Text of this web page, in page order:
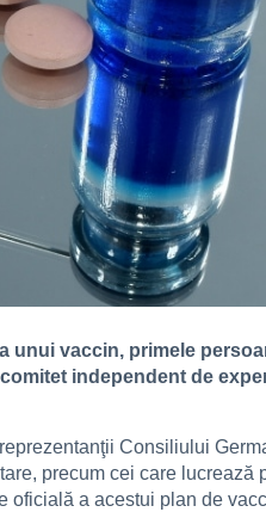
unui vaccin, primele
independent de
Consiliului
precum cei care lucrează
oficială a acestui plan de